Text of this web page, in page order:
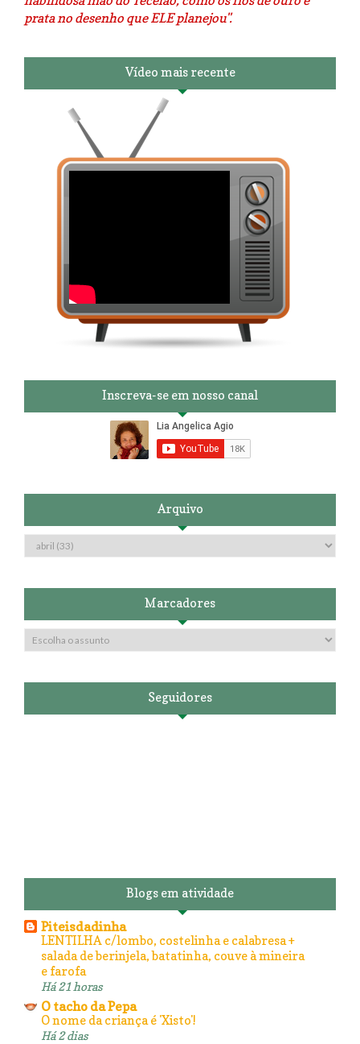
prata no desenho que ELE planejou".
Vídeo mais recente
Inscreva-se em nosso canal
Arquivo
Marcadores
Seguidores
Blogs em atividade
Piteisdadinha
LENTILHA c/lombo, costelinha e calabresa +
salada de berinjela, batatinha, couve à mineira
e farofa
Há 21 horas
O tacho da Pepa
O nome da criança é 'Xisto'!
Há 2 dias